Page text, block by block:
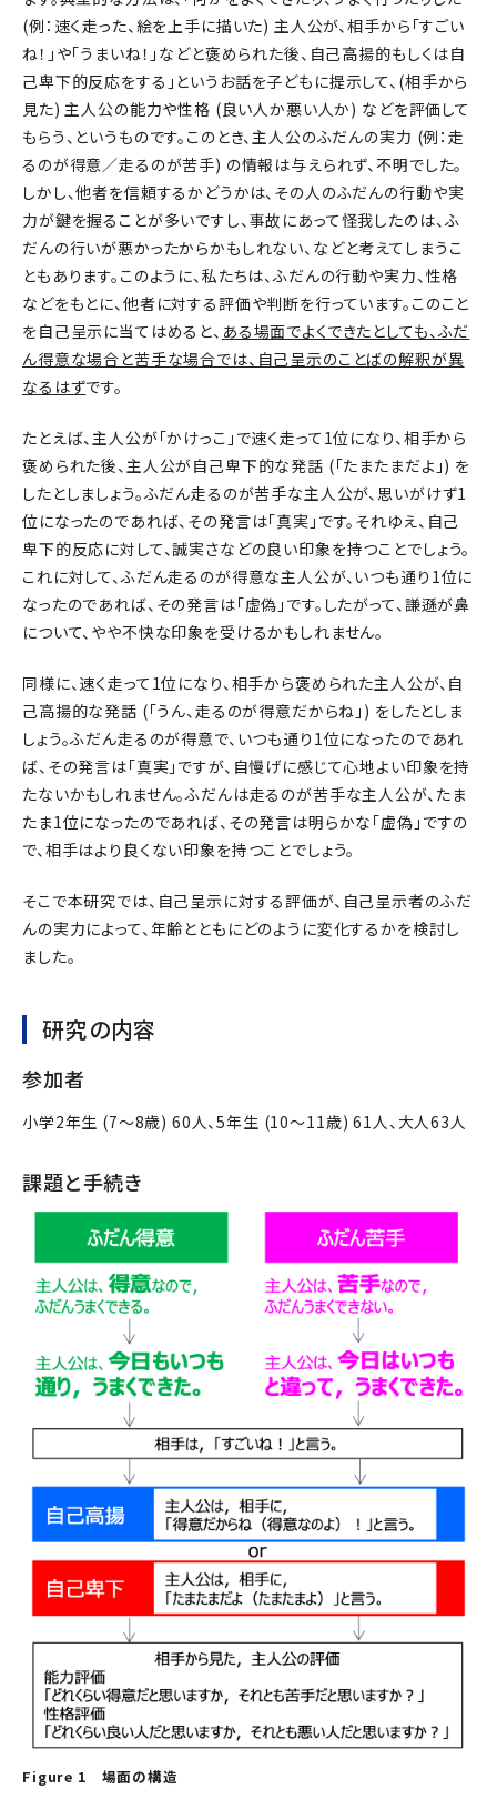
(例：速く走った、絵を上手に描いた) 主人公が、相手から「すごい
ね！」や「うまいね！」などと褒められた後、自己高揚的もしくは自
己卑下的反応をする」というお話を子どもに提示して、(相手から
見た) 主人公の能力や性格 (良い人か悪い人か) などを評価して
もらう、というものです。このとき、主人公のふだんの実力 (例：走
るのが得意／走るのが苦手) の情報は与えられず、不明でした。
しかし、他者を信頼するかどうかは、その人のふだんの行動や実
力が鍵を握ることが多いですし、事故にあって怪我したのは、ふ
だんの行いが悪かったからかもしれない、などと考えてしまうこ
ともあります。このように、私たちは、ふだんの行動や実力、性格
などをもとに、他者に対する評価や判断を行っています。このこと
を自己呈示に当てはめると、 ある場面でよくできたとしても、ふだ
ん得意な場合と苦手な場合では、自己呈示のことばの解釈が異
なるはずです。
たとえば、主人公が「かけっこ」で速く走って1位になり、相手から
褒められた後、主人公が自己卑下的な発話 (「たまたまだよ」) を
したとしましょう。ふだん走るのが苦手な主人公が、思いがけず1
位になったのであれば、その発言は「真実」です。それゆえ、自己
卑下的反応に対して、誠実さなどの良い印象を持つことでしょう。
これに対して、ふだん走るのが得意な主人公が、いつも通り1位に
なったのであれば、その発言は「虚偽」です。したがって、謙遜が鼻
について、やや不快な印象を受けるかもしれません。
同様に、速く走って1位になり、相手から褒められた主人公が、自
己高揚的な発話 (「うん、走るのが得意だからね」) をしたとしま
しょう。ふだん走るのが得意で、いつも通り1位になったのであれ
ば、その発言は「真実」ですが、自慢げに感じて心地よい印象を持
たないかもしれません。ふだんは走るのが苦手な主人公が、たま
たま1位になったのであれば、その発言は明らかな「虚偽」ですの
で、相手はより良くない印象を持つことでしょう。
そこで本研究では、自己呈示に対する評価が、自己呈示者のふだ
んの実力によって、年齢とともにどのように変化するかを検討し
ました。
研究の内容
参加者
小学2年生 (7～8歳) 60人、5年生 (10～11歳) 61人、大人63人
課題と手続き
Figure 1 場面の構造